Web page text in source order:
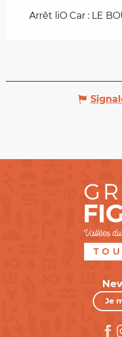
Arrêt liO Car : LE
Je